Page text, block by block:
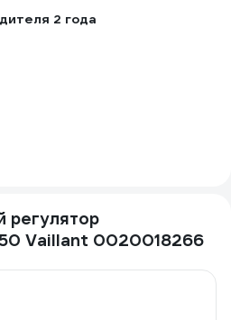
2 года
регулятор
Vaillant 0020018266